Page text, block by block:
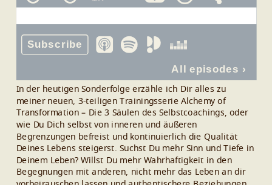
In der heutigen Sonderfolge erzähle ich Dir alles zu
meiner neuen, 3-teiligen Trainingsserie Alchemy of
Transformation – Die 3 Säulen des Selbstcoachings, oder
wie Du Dich selbst von inneren und äußeren
Begrenzungen befreist und kontinuierlich die Qualität
Deines Lebens steigerst. Suchst Du mehr Sinn und Tiefe in
Deinem Leben? Willst Du mehr Wahrhaftigkeit in den
Begegnungen mit anderen, nicht mehr das Leben an dir